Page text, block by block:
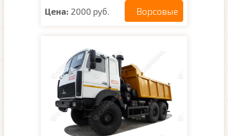
Цена: 2000 руб. Ворсовые